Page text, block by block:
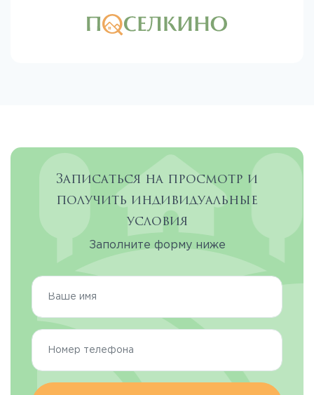
Записаться на просмотр и
получить индивидуальные
условия
Заполните форму ниже